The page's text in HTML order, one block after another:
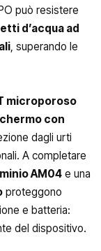
può resistere
d’acqua ad
, superando le
microporoso
con
dagli urti
A completare
AM04 e una
proteggono
e batteria:
del dispositivo.